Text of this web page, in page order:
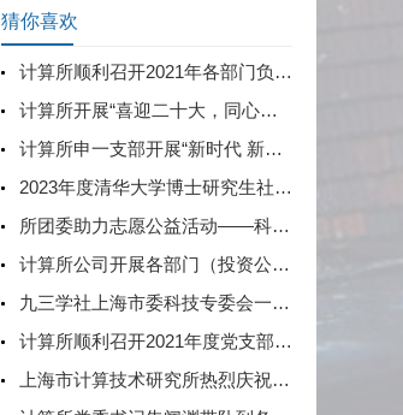
猜你喜欢
计算所顺利召开2021年各部门负责人、投资公司负责人述职考评会
计算所开展“喜迎二十大，同心跟党走——纪念中国共产党统一战线政策提出100周年”专题交流活动
计算所申一支部开展“新时代 新奇迹·2017-2022”上海发展成就展主题党课
2023年度清华大学博士研究生社会实践工作圆满完成
所团委助力志愿公益活动——科学·云时间
计算所公司开展各部门（投资公司）2023年度工作调研
九三学社上海市委科技专委会一行莅临上海市计算技术研究所有限公司开展联合调研
计算所顺利召开2021年度党支部书记述职评议考核会
上海市计算技术研究所热烈庆祝中国共产党第二十次全国代表大会胜利召开！